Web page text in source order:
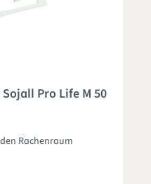
von 5 von 5 Sternen
Pro Life M 50
Rachenraum